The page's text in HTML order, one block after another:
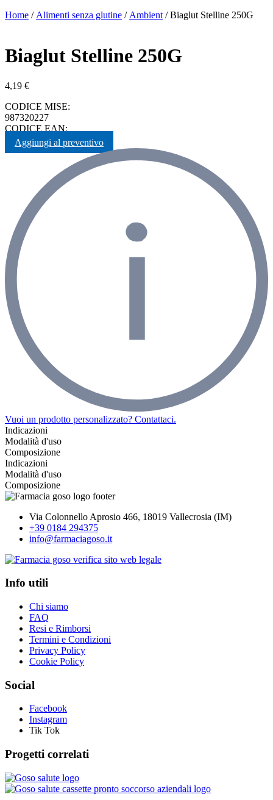
Home / Alimenti senza glutine / Ambient / Biaglut Stelline 250G
Biaglut Stelline 250G
4,19 €
CODICE MISE:
987320227
CODICE EAN:
Aggiungi al preventivo
Vuoi un prodotto personalizzato? Contattaci.
Indicazioni
Modalità d'uso
Composizione
Indicazioni
Modalità d'uso
Composizione
Via Colonnello Aprosio 466, 18019 Vallecrosia (IM)
+39 0184 294375
info@farmaciagoso.it
Info utili
Chi siamo
FAQ
Resi e Rimborsi
Termini e Condizioni
Privacy Policy
Cookie Policy
Social
Facebook
Instagram
Tik Tok
Progetti correlati